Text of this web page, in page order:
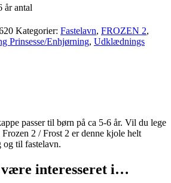
år antal
Kategorier: Fastelavn, FROZEN 2,
Prinsesse/Enhjørning, Udklædnings
passer til børn på ca 5-6 år. Vil du lege
2 / Frost 2 er denne kjole helt
og til fastelavn.
være interesseret i…